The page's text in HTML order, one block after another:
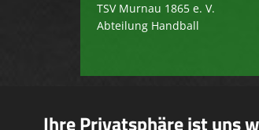
TSV Murnau 1865 e. V.
Abteilung Handball